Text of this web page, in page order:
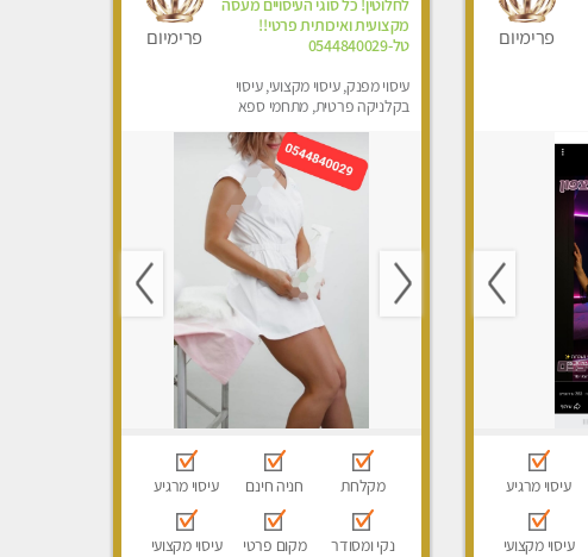
פרימיום
עיסוי מרגיע
עיסוי מקצועי
לחלוטין! כל סוגי העיסויים מעסה
מקצועית ואיכותית פרטי!!
טל-0544840029
עיסוי מפנק, עיסוי מקצועי, עיסוי
בקלניקה פרטית, מתחמי ספא
פרימיום
מקלחת חניה חינם עיסוי מרגיע
נקי ומסודר מקום פרטי עיסוי מקצועי